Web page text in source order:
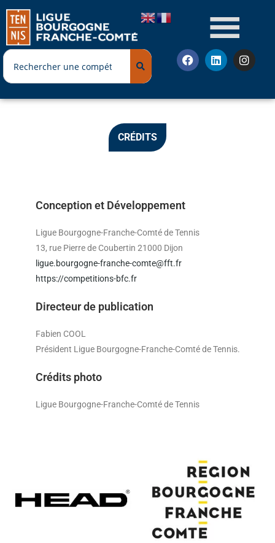
CRÉDITS
Conception et Développement
Ligue Bourgogne-Franche-Comté de Tennis
13, rue Pierre de Coubertin 21000 Dijon
ligue.bourgogne-franche-comte@fft.fr
https://competitions-bfc.fr
Directeur de publication
Fabien COOL
Président Ligue Bourgogne-Franche-Comté de Tennis.
Crédits photo
Ligue Bourgogne-Franche-Comté de Tennis